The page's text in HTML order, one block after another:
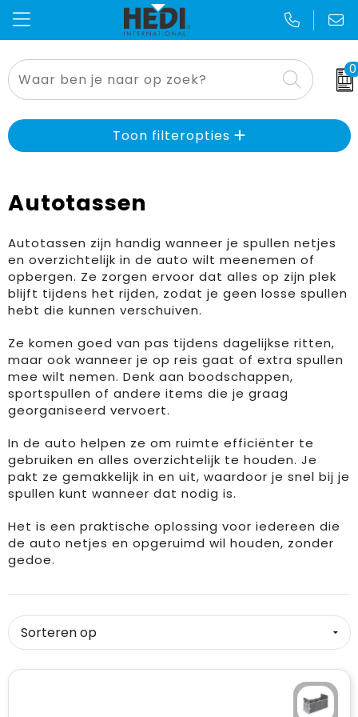
0
Thema's en geefmomenten
Alles voor de makelaar
Anti-stress
E.H.B.O.
Bidons en Sportflessen
Gereedschap
Elektronica, Gadgets en USB
Drinkwaren
Feestartikelen
Golf
Huis, Tuin en Keuken
Klokken, horloges en weerstations
Kniebescherming
Caps, Hoeden en Mutsen
Sjaals
Jassen
Kleding accessoires
Ondergoed en Sokken
Overalls
Polo's
Reflecterende polo's
Regenkleding
T-Shirts
Badtextiel
Broeken en Rokken
Caps, Hoeden en Mutsen
Gilets
Handschoenen en Sjaals
Jassen
Kleding accessoires
Overhemden
Peuters en Baby's
Polo's
T-Shirts
Opbergtassen
Crossbody tassen
Accessoires voor tassen
Autotassen
Boodschappentassen
Collegetassen
Documententassen
Duffeltassen
Heuptassen
Jute tassen
Katoenen draagtassen
Laptop hoezen en tassen
Voetbal EK & WK
Zomer
Pasen
Dag van de zorg
Dag van de schoonmaker
Dag van de bouw
Brievenbusgeschenk
Toon filteropties
Autotassen
Autotassen zijn handig wanneer je spullen netjes
en overzichtelijk in de auto wilt meenemen of
opbergen. Ze zorgen ervoor dat alles op zijn plek
blijft tijdens het rijden, zodat je geen losse spullen
hebt die kunnen verschuiven.
Ze komen goed van pas tijdens dagelijkse ritten,
maar ook wanneer je op reis gaat of extra spullen
mee wilt nemen. Denk aan boodschappen,
sportspullen of andere items die je graag
georganiseerd vervoert.
In de auto helpen ze om ruimte efficiënter te
gebruiken en alles overzichtelijk te houden. Je
pakt ze gemakkelijk in en uit, waardoor je snel bij je
spullen kunt wanneer dat nodig is.
Het is een praktische oplossing voor iedereen die
de auto netjes en opgeruimd wil houden, zonder
gedoe.